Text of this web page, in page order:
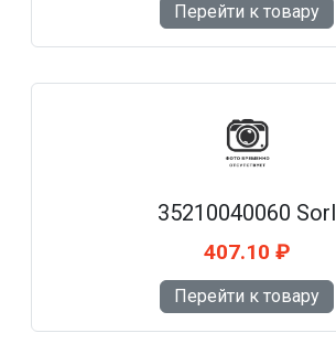
Перейти к товару
35210040060 Sorl
407.10 ₽
Перейти к товару